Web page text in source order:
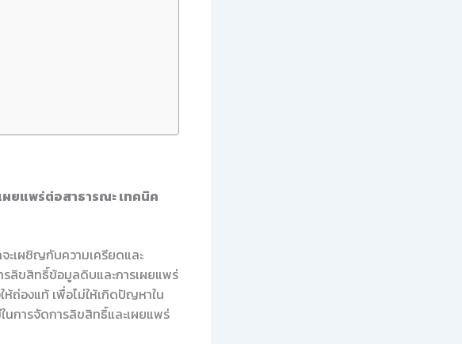
ยแพร่ต่อสาธารณะ เทคนิค
ะเผชิญกับความเครียดและ
รลิขสิทธิ์ข้อมูลดิบและการเผยแพร่
ถ่องแท้ เพื่อไม่ให้เกิดปัญหาใน
ารจัดการลิขสิทธิ์และเผยแพร่